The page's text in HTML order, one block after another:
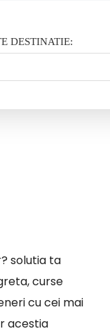
DESTINATIE:
solutia ta
curse
cu cei mai
acestia